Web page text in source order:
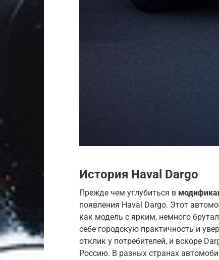
История Haval Dargo
Прежде чем углубиться в
появления Haval Dargo. Этот
как модель с ярким, немного
себе городскую практичность и
отклик у потребителей, и вскоре
Россию. В разных странах